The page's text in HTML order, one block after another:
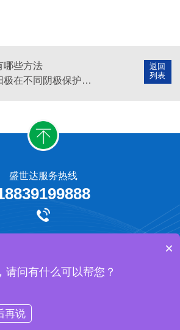
返回
列表
哪些方法
常见牺牲阳极在不同阴极保护工程中的应用
盛世达服务热线
cps/chat?
×
请问有什么可以帮您？
再说